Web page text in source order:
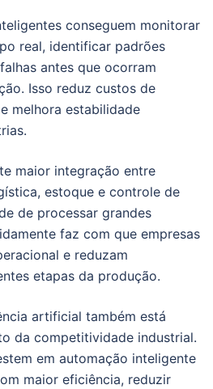
conseguem monitorar
real, identificar padrões
antes que ocorram
Isso reduz custos de
melhora estabilidade
maior integração entre
estoque e controle de
de processar grandes
faz com que empresas
e reduzam
etapas da produção.
artificial também está
da competitividade industrial.
em automação inteligente
maior eficiência, reduzir